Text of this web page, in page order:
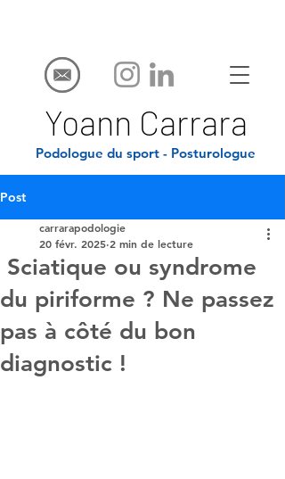
Yoann Carrara
Podologue du sport - Posturologue
Post
Sciatique ou syndrome
du piriforme ? Ne passez
pas à côté du bon
diagnostic !
carrarapodologie
20 févr. 2025 2 min de lecture